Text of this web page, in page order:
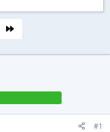
Letzte
#1